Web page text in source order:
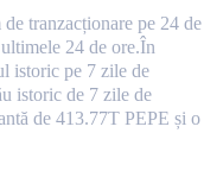
tranzacționare pe 24 de
24 de ore.În
istoric pe 7 zile de
istoric de 7 zile de
de 413.77T PEPE și o